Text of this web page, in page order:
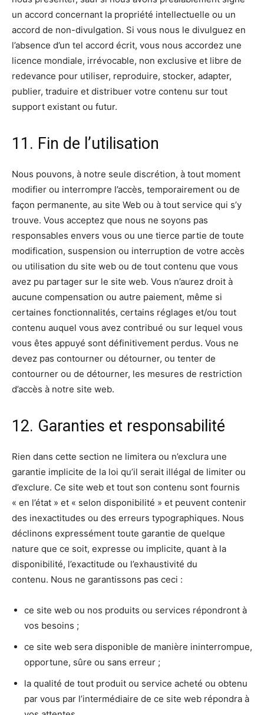
un accord concernant la propriété intellectuelle ou un
accord de non-divulgation. Si vous nous le divulguez en
l’absence d’un tel accord écrit, vous nous accordez une
licence mondiale, irrévocable, non exclusive et libre de
redevance pour utiliser, reproduire, stocker, adapter,
publier, traduire et distribuer votre contenu sur tout
support existant ou futur.
11. Fin de l’utilisation
Nous pouvons, à notre seule discrétion, à tout moment
modifier ou interrompre l’accès, temporairement ou de
façon permanente, au site Web ou à tout service qui s’y
trouve. Vous acceptez que nous ne soyons pas
responsables envers vous ou une tierce partie de toute
modification, suspension ou interruption de votre accès
ou utilisation du site web ou de tout contenu que vous
avez pu partager sur le site web. Vous n’aurez droit à
aucune compensation ou autre paiement, même si
certaines fonctionnalités, certains réglages et/ou tout
contenu auquel vous avez contribué ou sur lequel vous
vous êtes appuyé sont définitivement perdus. Vous ne
devez pas contourner ou détourner, ou tenter de
contourner ou de détourner, les mesures de restriction
d’accès à notre site web.
12. Garanties et responsabilité
Rien dans cette section ne limitera ou n’exclura une
garantie implicite de la loi qu’il serait illégal de limiter ou
d’exclure. Ce site web et tout son contenu sont fournis
« en l’état » et « selon disponibilité » et peuvent contenir
des inexactitudes ou des erreurs typographiques. Nous
déclinons expressément toute garantie de quelque
nature que ce soit, expresse ou implicite, quant à la
disponibilité, l’exactitude ou l’exhaustivité du
contenu. Nous ne garantissons pas ceci :
ce site web ou nos produits ou services répondront à
vos besoins ;
ce site web sera disponible de manière ininterrompue,
opportune, sûre ou sans erreur ;
la qualité de tout produit ou service acheté ou obtenu
par vous par l’intermédiaire de ce site web répondra à